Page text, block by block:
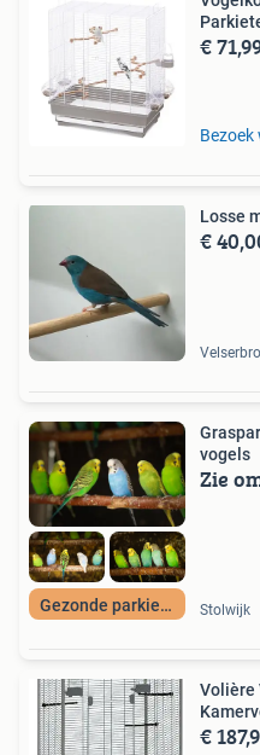
€
Bezoek
Losse
€
Gezonde parkieten
vogels
Zie
Stolwijk
Volière
€